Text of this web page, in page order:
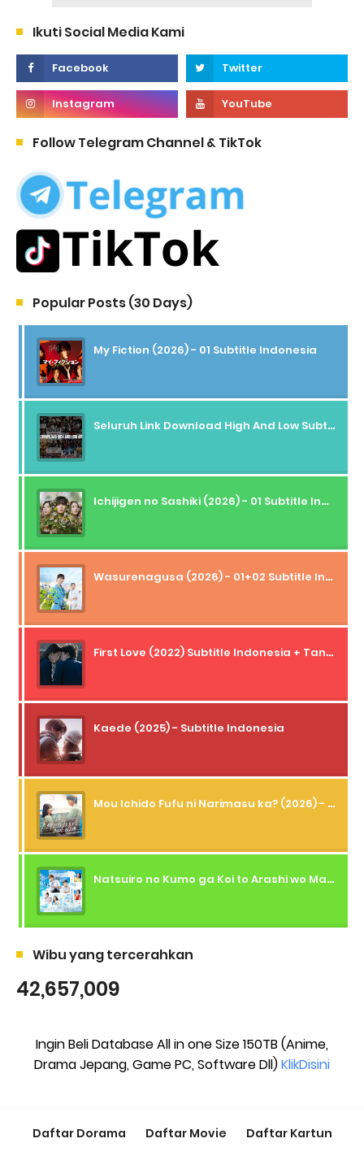
Ikuti Social Media Kami
Follow Telegram Channel & TikTok
Popular Posts (30 Days)
My Fiction (2026) - 01 Subtitle Indonesia
Seluruh Link Download High And Low Subtitle Indonesia
Ichijigen no Sashiki (2026) - 01 Subtitle Indonesia
Wasurenagusa (2026) - 01+02 Subtitle Indonesia
First Love (2022) Subtitle Indonesia + Tanpa Iklan + Streaming + 1080p
Kaede (2025) - Subtitle Indonesia
Mou Ichido Fufu ni Narimasu ka? (2026) - 01 Subtitle Indonesia
Natsuiro no Kumo ga Koi to Arashi wo Makiokosu (2026) - 01 Subtitle Indonesia
Wibu yang tercerahkan
42,657,009
Ingin Beli Database All in one Size 150TB (Anime,
Drama Jepang, Game PC, Software Dll)KlikDisini
Daftar Dorama Daftar Movie Daftar Kartun